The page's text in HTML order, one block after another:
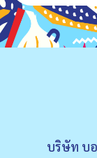
บริษัท บ